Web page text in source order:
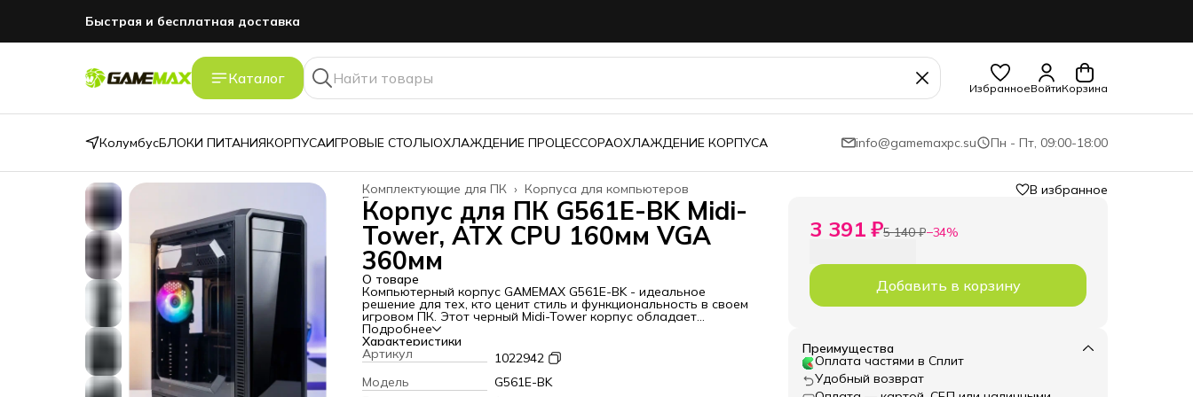
Быстрая и бесплатная доставка
GAMEMAXПЕРВЫЙ промокод -5% на первый заказ
Каталог
ИзбранноеВойтиКорзина
КолумбусБЛОКИ ПИТАНИЯКОРПУСАИГРОВЫЕ СТОЛЫОХЛАЖДЕНИЕ ПРОЦЕССОРАОХЛАЖДЕНИЕ КОРПУСА info@gamemaxpc.su Пн - Пт, 09:00-18:00
Корпуса для компьютеров
Комплектующие для ПК ›
Главная
Корпус для ПК G561E-BK Midi-
Tower, ATX CPU 160мм VGA
360мм
О товаре
Компьютерный корпус GAMEMAX G561E-BK - идеальное
решение для тех, кто ценит стиль и функциональность в своем
игровом ПК. Этот черный Midi-Tower корпус обладает
элегантным дизайном и современными технологиями, которые
приятно удивят даже самых требовательных пользователей.
Одной из ключевых особенностей этого корпуса является
акриловое окно, которое позволяет продемонстрировать
внутреннее наполнение вашего ПК. В сочетании с FRGB-
подсветкой, вы сможете создать уникальную атмосферу,
Подробнее
Характеристики
Артикул
1022942
Модель
G561E-BK
В избранное
3 391 ₽5 140 ₽−34%
Добавить в корзину
Преимущества
Оплата частями в Сплит
Удобный возврат